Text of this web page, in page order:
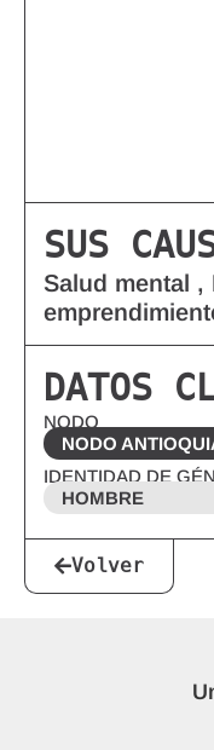
SUS
Salud mental ,
DATOS
NODO
NODO
IDENTIDAD DE
HOMBRE
Volver